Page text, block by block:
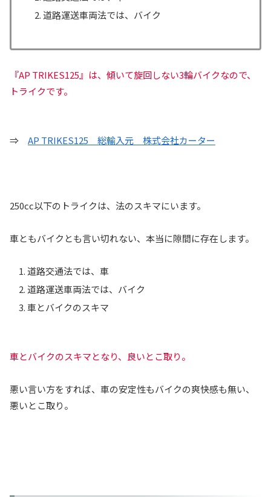
道路運送車両法では、バイク
『AP TRIKES125』は、傾いて旋回しない3輪バイクなので、
トライクです。
⇒ AP TRIKES125 総輸入元 株式会社カーター
250cc以下のトライクは、法のスキマにいます。
車ともバイクとも言い切れない、本当に隙間に存在します。
道路交通法では、車
道路運送車両法では、バイク
車とバイクのスキマ
車とバイクのスキマとなり、良いとこ取り。
悪い言い方をすれば、車の安定性もバイクの爽快感も無い、
悪いとこ取り。